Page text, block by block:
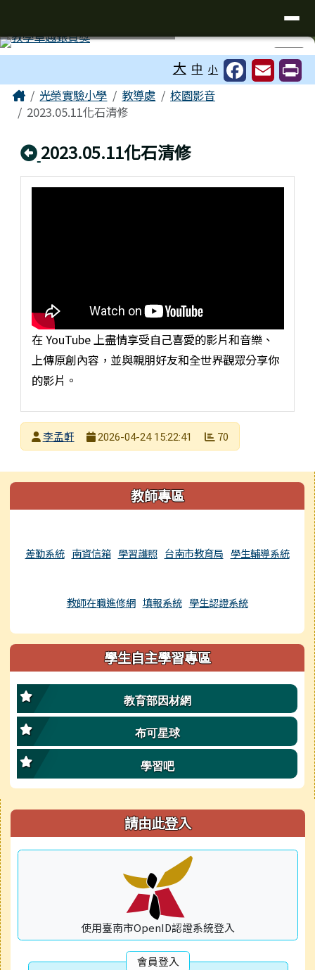
⏸
大 中 小
主內容區域
Home光榮實驗小學 教導處
校園影音
2023.05.11化石清修
回上頁
2023.05.11化石清修
在 YouTube 上盡情享受自己喜愛的影片和音樂、
上傳原創內容，並與親朋好友和全世界觀眾分享你
的影片。
發布者
李孟軒
2026-04-24 15:22:41 70
左邊區域內容 教師專區
差勤系統 南資信箱 學習護照 台南市教育局 學生輔導系統
教師在職進修網 填報系統 學生認證系統
學生自主學習專區
教育部因材網
布可星球
學習吧
右邊區域內容 請由此登入
使用臺南市OpenID認證系統登入
會員登入
頁尾區域